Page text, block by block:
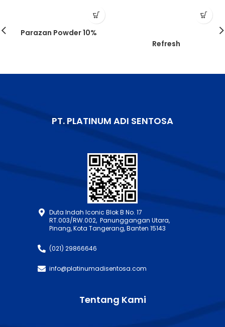
Parazan Powder 10%
Refresh
PT. PLATINUM ADI SENTOSA
Duta Indah Iconic Blok B No. 17
RT.003/RW.002, Panunggangan Utara,
Pinang, Kota Tangerang, Banten 15143
(021) 29866646
info@platinumadisentosa.com
Tentang Kami